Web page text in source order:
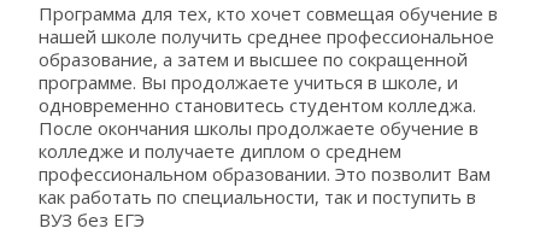
Программа для тех, кто хочет совмещая обучение в
нашей школе получить среднее профессиональное
образование, а затем и высшее по сокращенной
программе. Вы продолжаете учиться в школе, и
одновременно становитесь студентом колледжа.
После окончания школы продолжаете обучение в
колледже и получаете диплом о среднем
профессиональном образовании. Это позволит Вам
как работать по специальности, так и поступить в
ВУЗ без ЕГЭ